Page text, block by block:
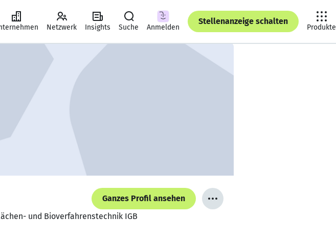
Netzwerk Insights Suche Anmelden
Stellenanzeige schalten
Produkte
Ganzes Profil ansehen
und Bioverfahrenstechnik IGB